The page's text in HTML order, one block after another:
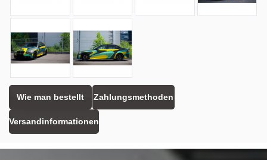
Wie man bestellt Zahlungsmethoden
Versandinformationen